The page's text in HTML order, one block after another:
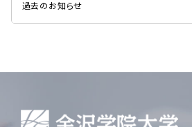
過去のお知らせ